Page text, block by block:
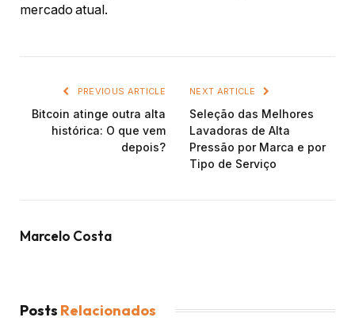
mercado atual.
PREVIOUS ARTICLE
Bitcoin atinge outra alta
histórica: O que vem
depois?
NEXT ARTICLE
Seleção das Melhores
Lavadoras de Alta
Pressão por Marca e por
Tipo de Serviço
Marcelo Costa
Posts Relacionados